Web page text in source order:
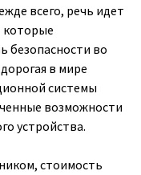
всего, речь идет
которые
безопасности во
в мире
системы
возможности
устройства.
стоимость